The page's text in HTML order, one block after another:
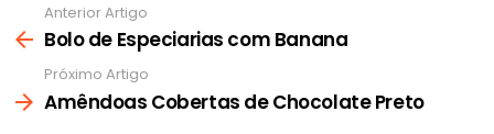
mais
Anterior Artigo
Bolo de Especiarias com Banana
Próximo Artigo
Amêndoas Cobertas de Chocolate Preto